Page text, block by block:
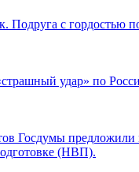
Подруга с
удар» по
Госдумы
(НВП).